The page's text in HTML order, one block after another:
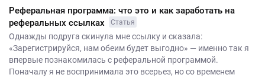
Реферальная программа: что это и как заработать на
реферальных ссылках
Статья
Однажды подруга скинула мне ссылку и сказала:
«Зарегистрируйся, нам обеим будет выгодно» — именно так я
впервые познакомилась с реферальной программой.
Поначалу я не воспринимала это всерьез, но со временем